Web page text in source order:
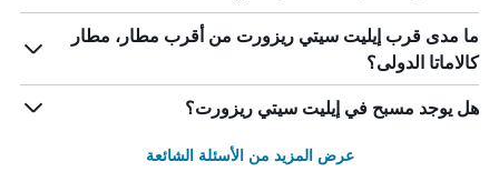
ما مدى قرب إيليت سيتي ريزورت من أقرب مطار، مطار
كالاماتا الدولى؟
هل يوجد مسبح في إيليت سيتي ريزورت؟
عرض المزيد من الأسئلة الشائعة